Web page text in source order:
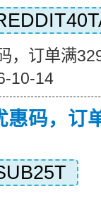
，订单满
10-14
码，订